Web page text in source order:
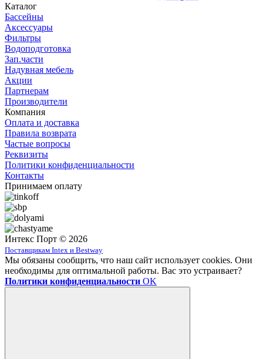
Каталог
Бассейны
Аксессуары
Фильтры
Водоподготовка
Зап.части
Надувная мебель
Акции
Партнерам
Производители
Компания
Оплата и доставка
Правила возврата
Частые вопросы
Реквизиты
Политики конфиденциальности
Контакты
Принимаем оплату
Интекс Порт © 2026
Поставщикам Intex и Bestway
Мы обязаны сообщить, что наш сайт использует cookies. Они
необходимы для оптимальной работы. Вас это устраивает?
Политики конфиденциальности OK